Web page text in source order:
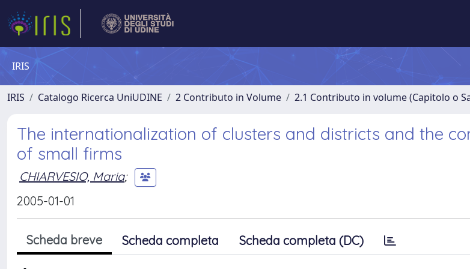
IRIS
IRIS Catalogo Ricerca UniUDINE 2 Contributo in Volume 2.1 Contributo in volume (Capitolo o
The internationalization of clusters and districts and the
of small firms
CHIARVESIO, Maria;
2005-01-01
Scheda breve Scheda completa Scheda completa (DC)